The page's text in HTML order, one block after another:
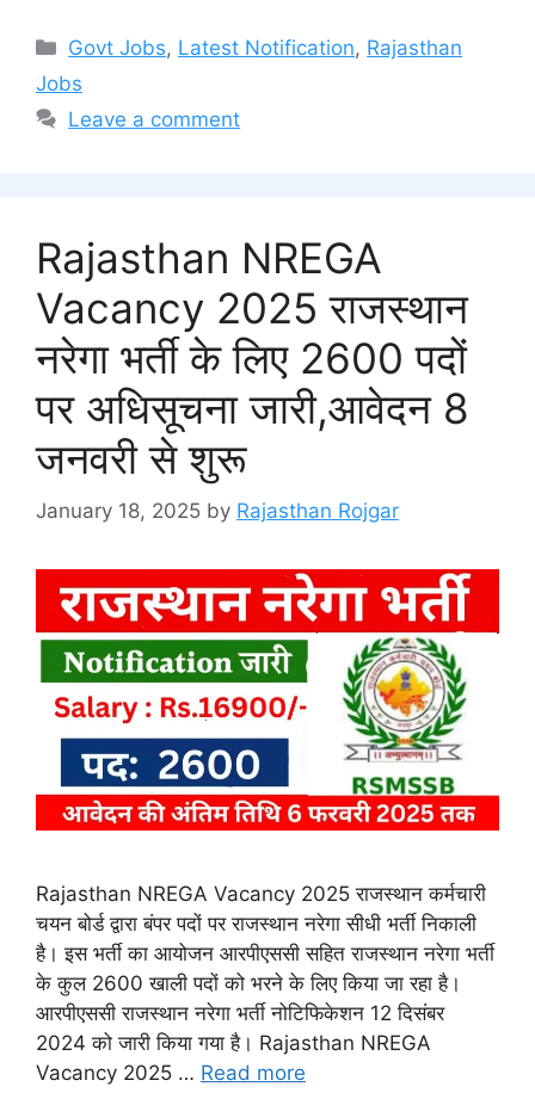
Categories
Govt Jobs, Latest Notification, Rajasthan
Jobs
Leave a comment
Rajasthan NREGA
Vacancy 2025 राजस्थान
नरेगा भर्ती के लिए 2600 पदों
पर अधिसूचना जारी,आवेदन 8
जनवरी से शुरू
January 18, 2025 by Rajasthan Rojgar
Rajasthan NREGA Vacancy 2025 राजस्थान कर्मचारी
चयन बोर्ड द्वारा बंपर पदों पर राजस्थान नरेगा सीधी भर्ती निकाली
है। इस भर्ती का आयोजन आरपीएससी सहित राजस्थान नरेगा भर्ती
के कुल 2600 खाली पदों को भरने के लिए किया जा रहा है।
आरपीएससी राजस्थान नरेगा भर्ती नोटिफिकेशन 12 दिसंबर
2024 को जारी किया गया है। Rajasthan NREGA
Vacancy 2025 … Read more